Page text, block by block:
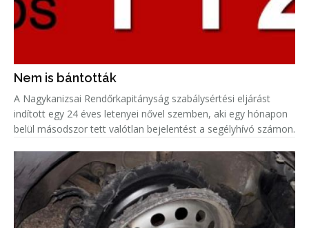
Nem is bántották
A Nagykanizsai Rendőrkapitányság szabálysértési eljárást
indított egy 24 éves letenyei nővel szemben, aki egy hónapon
belül másodszor tett valótlan bejelentést a segélyhívó számon.